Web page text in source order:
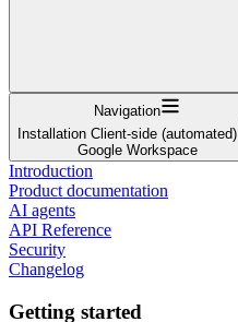
Navigation
Installation Client-side (automated)
Google Workspace
Introduction
Product documentation
AI agents
API Reference
Security
Changelog
Getting started